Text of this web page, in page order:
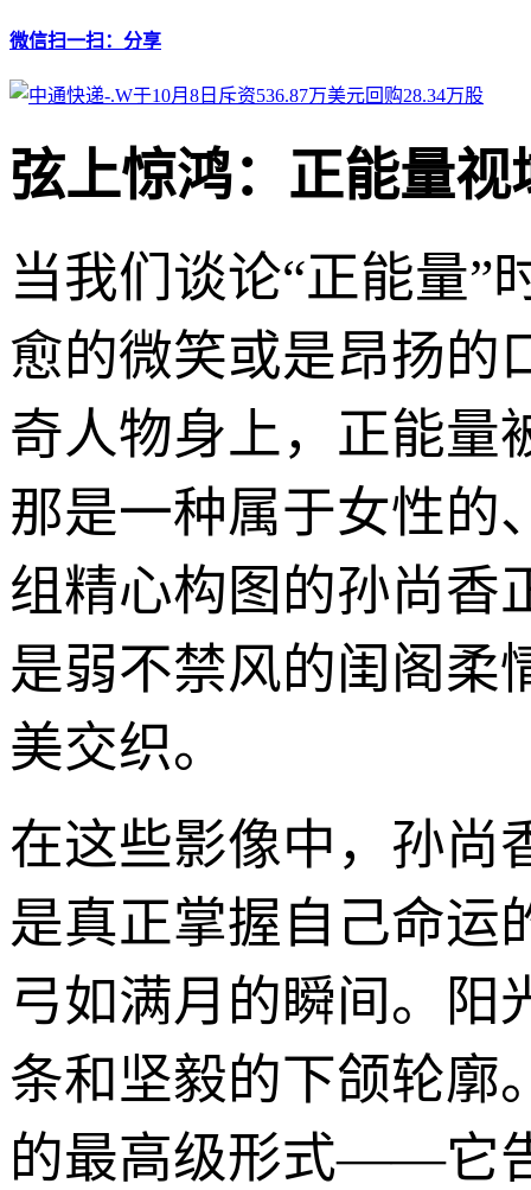
微信扫一扫：分享
弦上惊鸿：正能量
当我们谈论“正能量”
愈的微笑或是昂扬的
奇人物身上，正能
那是一种属于女性的
组精心构图的孙尚香
是弱不禁风的闺阁柔
美交织。
在这些影像中，孙尚
是真正掌握自己命运
弓如满月的瞬间。阳
条和坚毅的下颌轮廓
的最高级形式——它